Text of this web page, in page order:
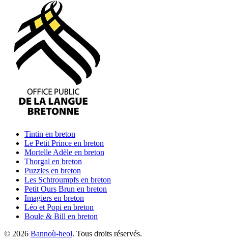
Tintin en breton
Le Petit Prince en breton
Mortelle Adèle en breton
Thorgal en breton
Puzzles en breton
Les Schtroumpfs en breton
Petit Ours Brun en breton
Imagiers en breton
Léo et Popi en breton
Boule & Bill en breton
© 2026 Bannoù-heol. Tous droits réservés.